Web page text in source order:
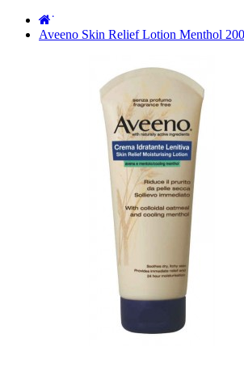
˙
Aveeno Skin Relief Lotion Menthol